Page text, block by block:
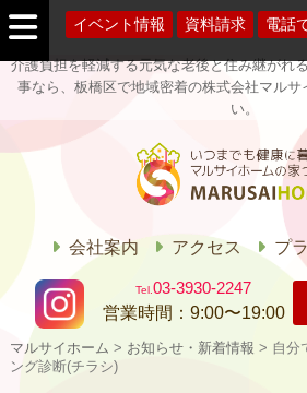
介護負担を軽減する元気な老後と住み継がれ
事なら、板橋区で地域密着の株式会社マルサ
い。
マ
会社案内 アクセス プ
03-3930-2247
営業時間： 9:00〜19:00
イベント情報 資料請求 電話
マルサイホーム > お知らせ・新着情報 > 自分
ング診断(チラシ)